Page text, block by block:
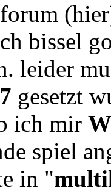
bissel
leider
7 gesetzt
ich mir
spiel
in "